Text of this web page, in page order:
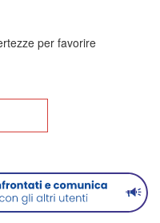
per favorire